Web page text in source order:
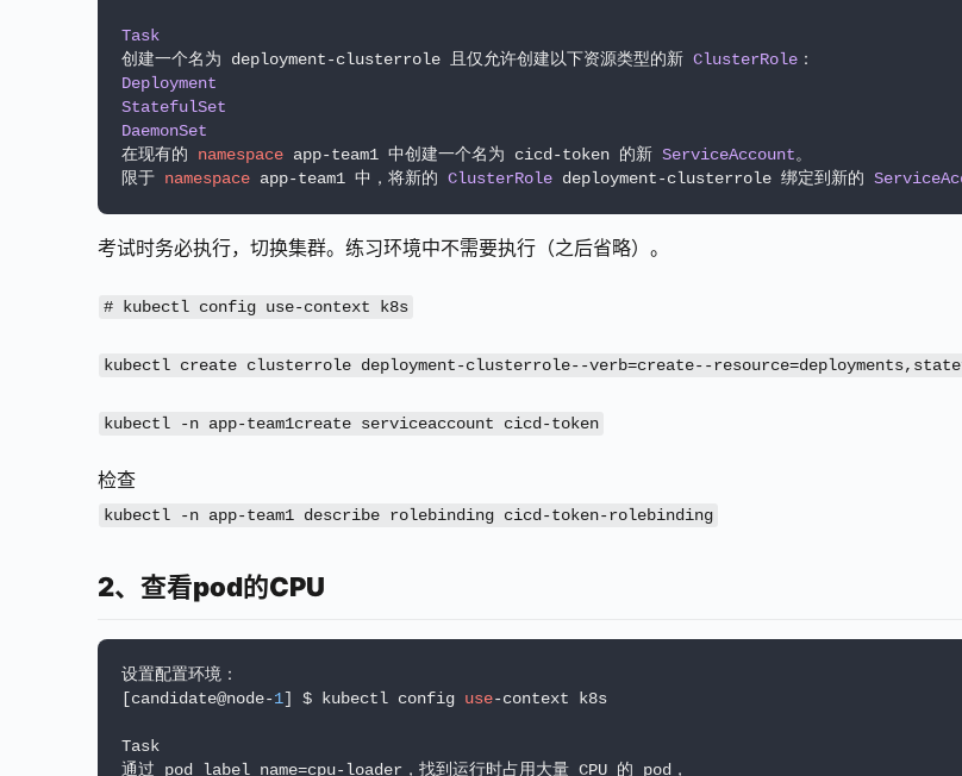
Task
创建一个名为 deployment-clusterrole 且仅允许创建以下资源类型的新 ClusterRole
Deployment
StatefulSet
DaemonSet
在现有的 namespace app-team1 中创建一个名为 cicd-token 的新 ServiceAccount。
限于 namespace app-team1 中，将新的 ClusterRole deployment-clusterrole 绑定到新的
考试时务必执行，切换集群。练习环境中不需要执行（之后省略）。
# kubectl config use-context k8s
kubectl create clusterrole deployment-clusterrole--verb=create--
kubectl -n app-team1create serviceaccount cicd-token
检查
kubectl -n app-team1 describe rolebinding cicd-token-rolebinding
2、查看pod的CPU
设置配置环境：
[candidate@node-1] $ kubectl config use-context k8s
Task
通过 pod label name=cpu-loader，找到运行时占用大量 CPU 的 pod，